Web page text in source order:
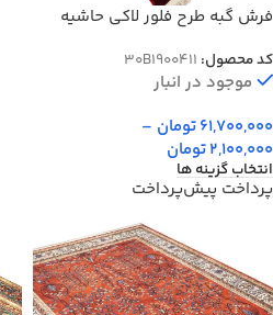
فرش گبه طرح فلور لاکی حاشیه
کد محصول: 30B1900411
موجود در انبار
61,700,000تومان –
2,100,000تومان
انتخاب گزینه ها
پرداخت پیش‌پرداخت